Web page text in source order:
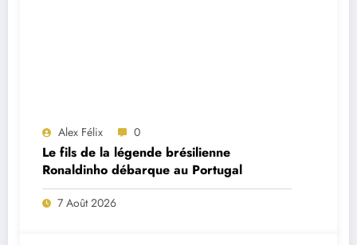
Alex Félix 0
Le fils de la légende brésilienne
Ronaldinho débarque au Portugal
7 Août 2026